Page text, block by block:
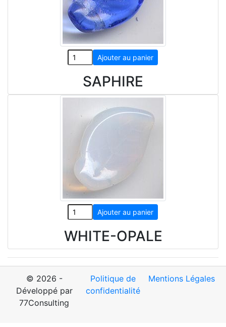
SAPHIRE
WHITE-OPALE
© 2026 -
Développé par
77Consulting
Politique de
confidentialité
Mentions Légales